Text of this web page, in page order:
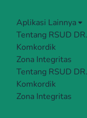
Aplikasi Lainnya
Tentang RSUD
Komkordik
Zona Integritas
Tentang RSUD
Komkordik
Zona Integritas